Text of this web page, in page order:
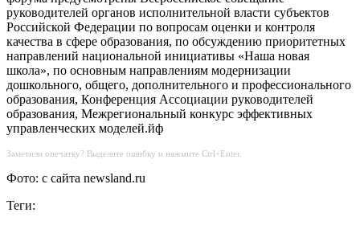
руководителей органов исполнительной власти субъектов
Российской Федерации по вопросам оценки и контроля
качества в сфере образования, по обсуждению приоритетных
направлений национальной инициативы «Наша новая
школа», по основным направлениям модернизации
дошкольного, общего, дополнительного и профессионального
образования, Конференция Ассоциации руководителей
образования, Межрегиональный конкурс эффективных
управленческих моделей.йф
Заметили опечатку? Выделите ошибку и нажмите Ctrl+Enter.
Фото: с сайта newsland.ru
Теги: